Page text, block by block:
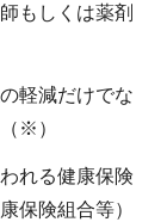
もしくは薬剤
軽減だけでな
※）
れる健康保険
保険組合等）